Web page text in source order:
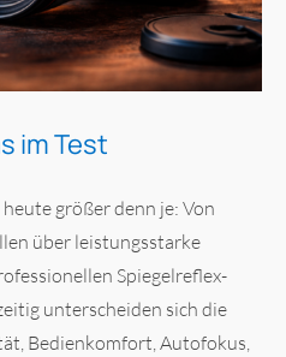
im Test
größer denn je: Von
über leistungsstarke
Spiegelreflex-
unterscheiden sich die
Bedienkomfort, Autofokus,